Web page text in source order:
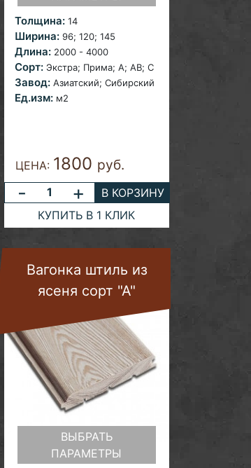
Толщина: 14
Ширина:96; 120; 145
Длина: 2000 - 4000
Сорт:Экстра; Прима; A; AB; С
Завод:Азиатский; Сибирский
Ед.изм: м2
ЦЕНА: 1800 руб.
- +
В КОРЗИНУ
КУПИТЬ В 1 КЛИК
Вагонка штиль из
ясеня сорт "А"
ВЫБРАТЬ
ПАРАМЕТРЫ